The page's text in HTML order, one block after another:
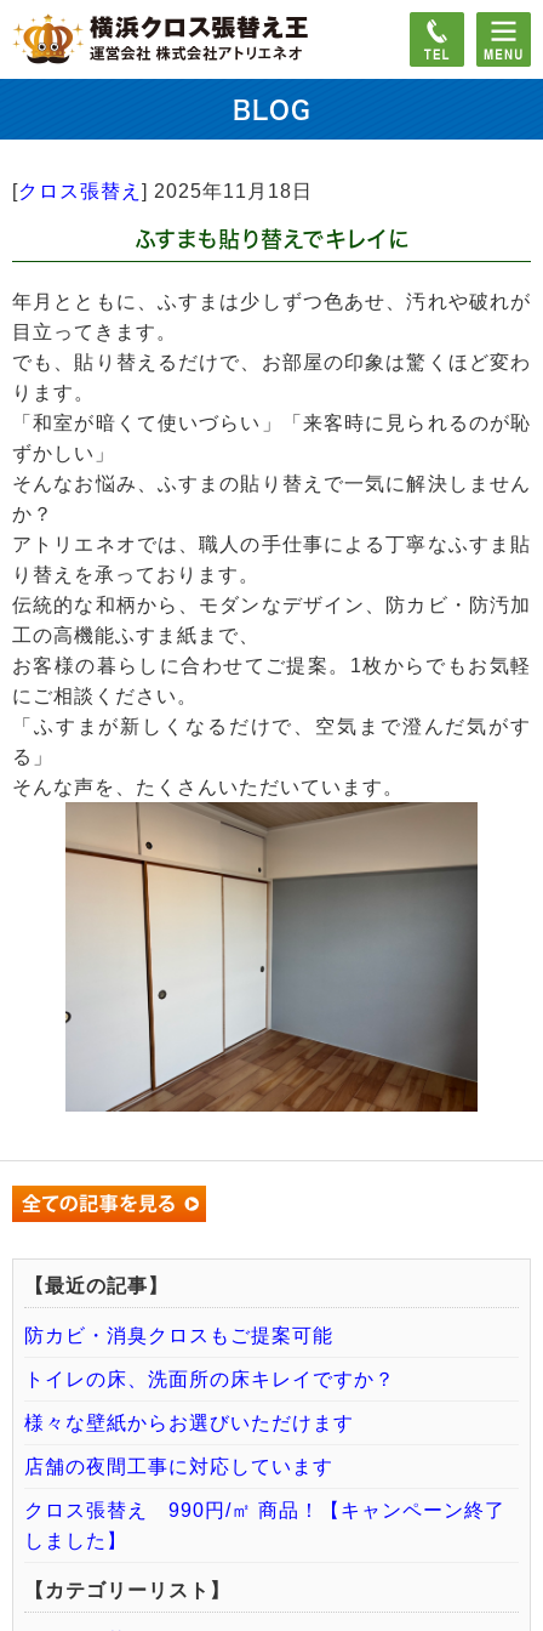
BLOG
[クロス張替え ] 2025年11月18日
ふすまも貼り替えでキレイに
年月とともに、ふすまは少しずつ色あせ、汚れや破れが
目立ってきます。
でも、貼り替えるだけで、お部屋の印象は驚くほど変わ
ります。
「和室が暗くて使いづらい」「来客時に見られるのが恥
ずかしい」
そんなお悩み、ふすまの貼り替えで一気に解決しません
か？
アトリエネオでは、職人の手仕事による丁寧なふすま貼
り替えを承っております。
伝統的な和柄から、モダンなデザイン、防カビ・防汚加
工の高機能ふすま紙まで、
お客様の暮らしに合わせてご提案。1枚からでもお気軽
にご相談ください。
「ふすまが新しくなるだけで、空気まで澄んだ気がす
る」
そんな声を、たくさんいただいています。
【最近の記事】
防カビ・消臭クロスもご提案可能
トイレの床、洗面所の床キレイですか？
様々な壁紙からお選びいただけます
店舗の夜間工事に対応しています
クロス張替え 990円/㎡ 商品！【キャンペーン終了
しました】
【カテゴリーリスト】